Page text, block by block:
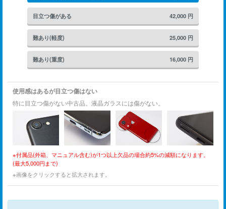
目立つ傷がある 42,000 円
難あり(軽度) 25,000 円
難あり(重度) 16,000 円
使用感はあるが目立つ傷はない
特に目立つ傷がない中古品。液晶ガラスには傷がない。
※付属品(外箱、マニュアル含む)が1つ以上欠品の場合約5%の減額になります。
(最大5,000円まで)
※画像をクリックすると拡大されます。